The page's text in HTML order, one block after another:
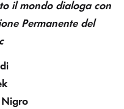
il mondo dialoga con
Permanente del